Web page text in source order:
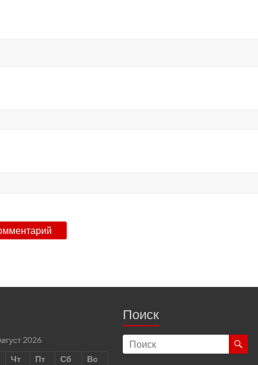
2026
Чт Пт Сб Вс
Поиск